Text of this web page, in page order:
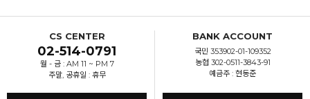
CS CENTER
02-514-0791
월 - 금 : AM 11 ~ PM 7
주말, 공휴일 : 휴무
BANK ACCOUNT
국민 353902-01-109352
농협 302-0511-3843-91
예금주 : 현동준